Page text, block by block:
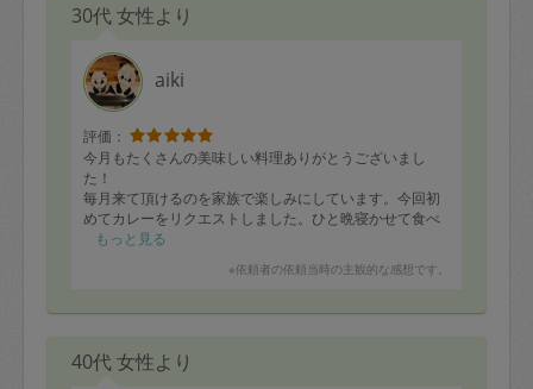
30代 女性より
aiki
評価：
今月もたくさんの美味しい料理ありがとうございまし
た！
毎月来て頂けるのを家族で楽しみにしています。今回初
めてカレーをリクエストしました。ひと晩寝かせて食べ
るのが楽しみです。また来月よろしくお願いします。
もっと見る
※依頼者の依頼当時の主観的な感想です。
40代 女性より